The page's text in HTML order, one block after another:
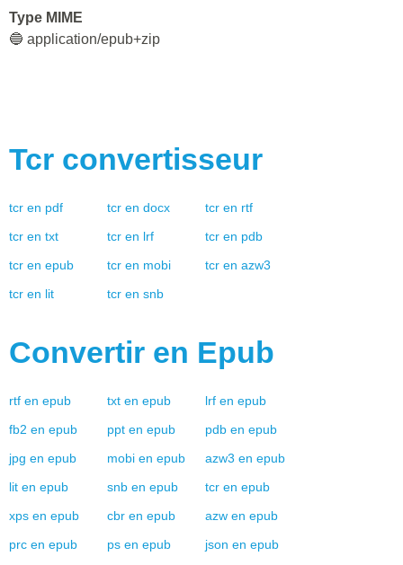
Type MIME
🔵 application/epub+zip
Tcr convertisseur
tcr en pdf tcr en docx tcr en rtf
tcr en txt tcr en lrf tcr en pdb
tcr en epub tcr en mobi tcr en azw3
tcr en lit tcr en snb
Convertir en Epub
rtf en epub txt en epub lrf en epub
fb2 en epub ppt en epub pdb en epub
jpg en epub mobi en epub azw3 en epub
lit en epub snb en epub tcr en epub
xps en epub cbr en epub azw en epub
prc en epub ps en epub json en epub